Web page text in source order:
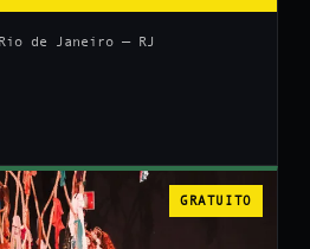
de Janeiro — RJ
GRATUITO